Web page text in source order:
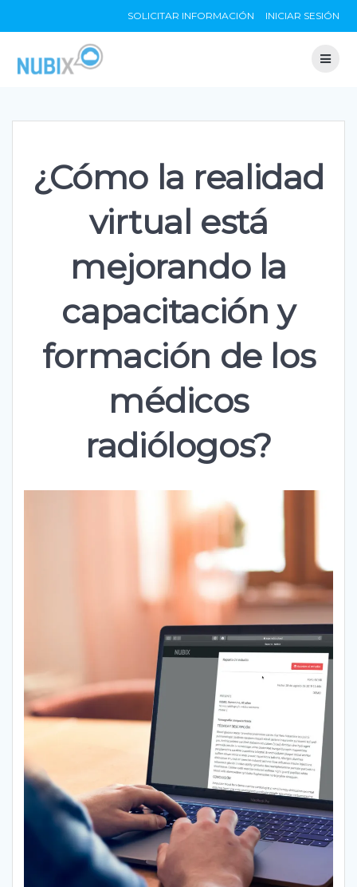
to
SOLICITAR INFORMACIÓN INICIAR SESIÓN
¿Cómo la realidad
virtual está
mejorando la
capacitación y
formación de los
médicos
radiólogos?